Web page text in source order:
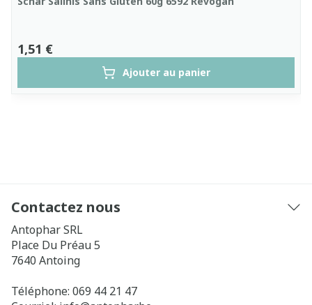
1,51 €
Ajouter au panier
Contactez nous
Antophar SRL
Place Du Préau 5
7640 Antoing
Téléphone: 069 44 21 47